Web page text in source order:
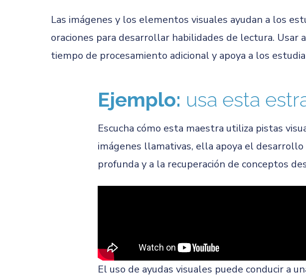
Las imágenes y los elementos visuales ayudan a los
oraciones para desarrollar habilidades de lectura. Usar
tiempo de procesamiento adicional y apoya a los
Ejemplo: usa esta
Escucha cómo esta maestra utiliza pistas
imágenes llamativas, ella apoya el
profunda y a la recuperación de conceptos
El uso de ayudas visuales puede conducir a